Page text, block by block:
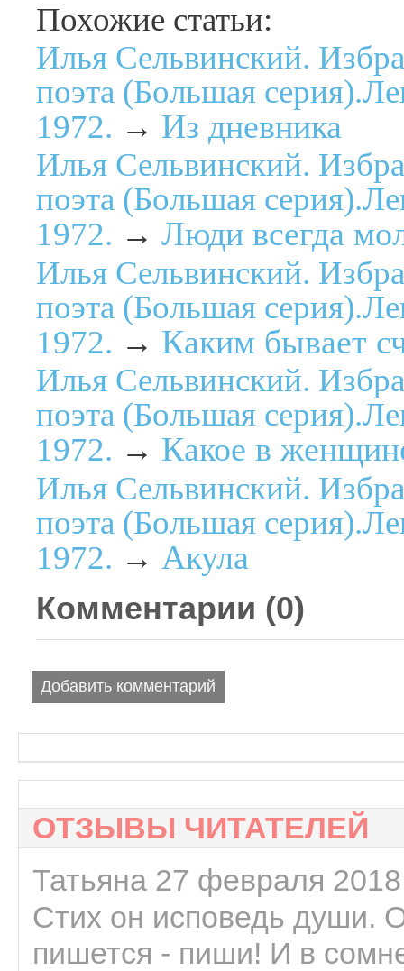
Похожие статьи:
Илья Сельвинский.
поэта (Большая
1972. → Из дневника
Илья Сельвинский.
поэта (Большая
1972. → Люди всегда
Илья Сельвинский.
поэта (Большая
1972. → Каким бывает
Илья Сельвинский.
поэта (Большая
1972. → Какое в
Илья Сельвинский.
поэта (Большая
1972. → Акула
Комментарии (0)
Добавить комментарий
ОТЗЫВЫ ЧИТАТЕЛЕЙ
Татьяна 27 февраля
Стих он исповедь души.
пишется - пиши! И в